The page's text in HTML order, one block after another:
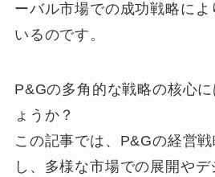
ーバル市場での成功戦略によ
いるのです。
P&Gの多角的な戦略の核心
ょうか？
この記事では、P&Gの経営
し、多様な市場での展開や